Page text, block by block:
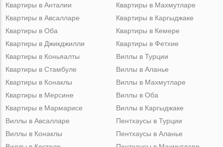
Квартиры в Анталии
Квартиры в Авсалларе
Квартиры в Оба
Квартиры в Джикджилли
Квартиры в Махмутларе
Квартиры в Каргыджаке
Квартиры в Кемере
Квартиры в Фетхие
Квартиры в Коньяалты
Квартиры в Стамбуле
Квартиры в Конаклы
Квартиры в Мерсине
Квартиры в Мармарисе
Виллы в Турции
Виллы в Аланье
Виллы в Махмутларе
Виллы в Оба
Виллы в Каргыджаке
Виллы в Авсалларе
Виллы в Конаклы
Пентхаусы в Турции
Пентхаусы в Аланье